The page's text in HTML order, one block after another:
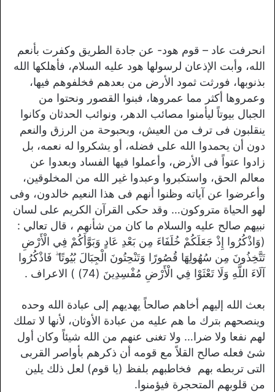
انحرفت عاد – قوم هود- عن جادة الطريق وكفرت بأنعم
الله، وأبت الإذعان لرسولها هود عليه السلام، فأهلكها الله
بذنوبها، فورثت ثمود الأرض من بعدهم فخلفوهم فيها،
وعمروها أكثر مما عمروها، فبنوا القصور ونحتوا من
الجبال بيوتاً ليأمنوا مصائب الدهر، ونوائب الحدثان وكانوا
ينقلبون فى ترف من العيش، وبحبوحة من الرزق والنعم
دون أن يحمدوا الله على فضله، أو يشكروا له نعمه، بل
زادوا عتواً فى الأرض، وأعملوا فيها الفساد وبعدوا عن
معالم الحق، واستكبروا وعبدوا غير الله من المخلوقين،
وأعرضوا عن آياته وظنوا أنهم فى هذا النعيم خالدون، وفى
لهو الحياة متروکون… وقد حکی القرآن الکریم علی لسان
نبیهم صالح عليه والسلام ما کان من شأنهم ، قال تعالي :
(وَاذْكُرُوا إِذْ جَعَلَكُمْ خُلَفَاءَ مِن بَعْدِ عَادٍ وَبَوَّأَكُمْ فِي الْأَرْضِ
تَتَّخِذُونَ مِن سُهُولِهَا قُصُورًا وَتَنْحِتُونَ الْجِبَالَ بُيُوتًا ۖ فَاذْكُرُوا
آلَاءَ اللَّهِ وَلَا تَعْثَوْا فِي الْأَرْضِ مُفْسِدِينَ (74)
) الاعراف .
بعث الله إليهم أخاهم صالحاً يهديهم إلى عبادة الله وحده
وينصحهم بترك ما هم عليه من عبادة الأوثان، لأنها لا تملك
لهم نفعا ولا ضرا… ولا تغنى عنهم من الله شيئاً وكان أول
شئ فعله صالح القلاً مع قومه أن ذكرهم بأواصر القربى
التى تربطه بهم فخاطبهم بلفظ (يا قوم) لعل ذلك يلين
من قلوبهم المتحجرة فيؤمنوا.